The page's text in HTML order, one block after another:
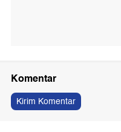
Komentar
Kirim Komentar